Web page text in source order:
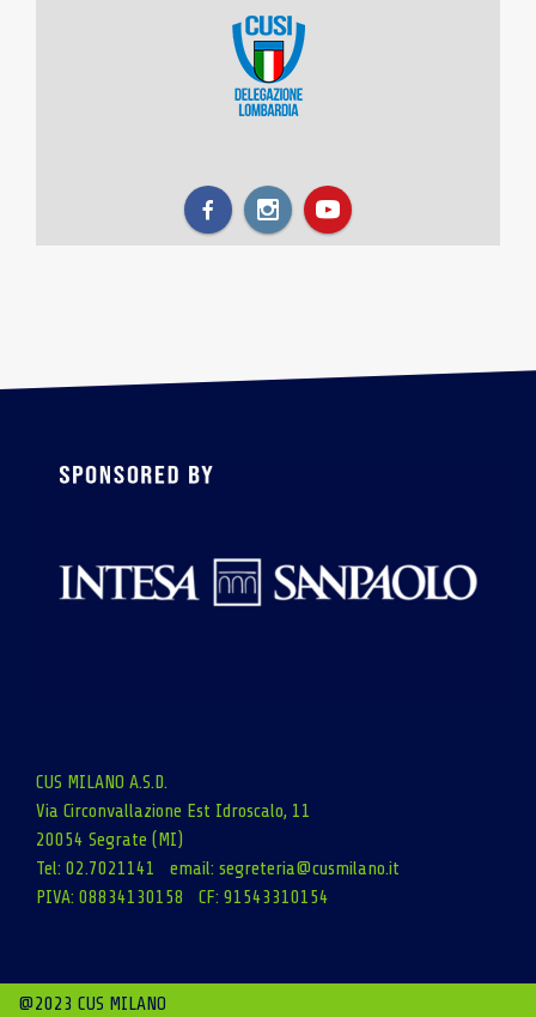
CUS MILANO A.S.D.
Via Circonvallazione Est Idroscalo, 11
20054 Segrate (MI)
Tel: 02.7021141 email: segreteria@cusmilano.it
PIVA: 08834130158 CF: 91543310154
@2023 CUS MILANO